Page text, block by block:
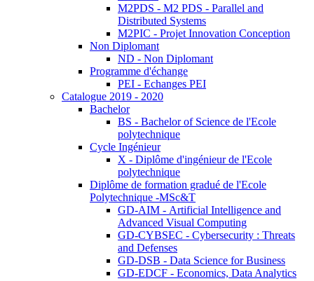
M2PDS - M2 PDS - Parallel and
Distributed Systems
M2PIC - Projet Innovation Conception
Non Diplomant
ND - Non Diplomant
Programme d'échange
PEI - Echanges PEI
Catalogue 2019 - 2020
Bachelor
BS - Bachelor of Science de l'Ecole
polytechnique
Cycle Ingénieur
X - Diplôme d'ingénieur de l'Ecole
polytechnique
Diplôme de formation gradué de l'Ecole
Polytechnique -MSc&T
GD-AIM - Artificial Intelligence and
Advanced Visual Computing
GD-CYBSEC - Cybersecurity : Threats
and Defenses
GD-DSB - Data Science for Business
GD-EDCF - Economics, Data Analytics